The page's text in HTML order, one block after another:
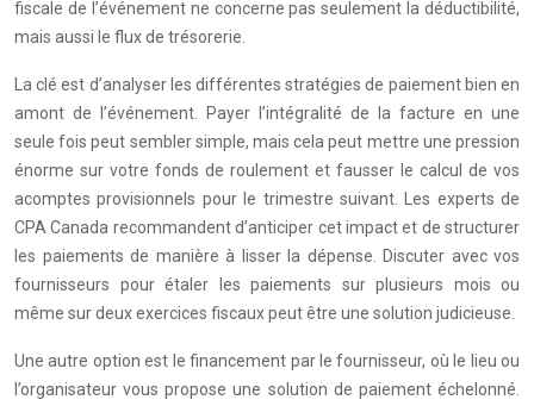
fiscale de l’événement ne concerne pas seulement la déductibilité,
mais aussi le flux de trésorerie.
La clé est d’analyser les différentes stratégies de paiement bien en
amont de l’événement. Payer l’intégralité de la facture en une
seule fois peut sembler simple, mais cela peut mettre une pression
énorme sur votre fonds de roulement et fausser le calcul de vos
acomptes provisionnels pour le trimestre suivant. Les experts de
CPA Canada recommandent d’anticiper cet impact et de structurer
les paiements de manière à lisser la dépense. Discuter avec vos
fournisseurs pour étaler les paiements sur plusieurs mois ou
même sur deux exercices fiscaux peut être une solution judicieuse.
Une autre option est le financement par le fournisseur, où le lieu ou
l’organisateur vous propose une solution de paiement échelonné.